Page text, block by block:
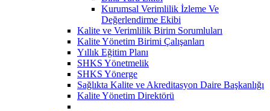
Kurumsal Verimlilik İzleme Ve
Değerlendirme Ekibi
Kalite ve Verimlilik Birim Sorumluları
Kalite Yönetim Birimi Çalışanları
Yıllık Eğitim Planı
SHKS Yönetmelik
SHKS Yönerge
Sağlıkta Kalite ve Akreditasyon Daire Başkanlığı
Kalite Yönetim Direktörü